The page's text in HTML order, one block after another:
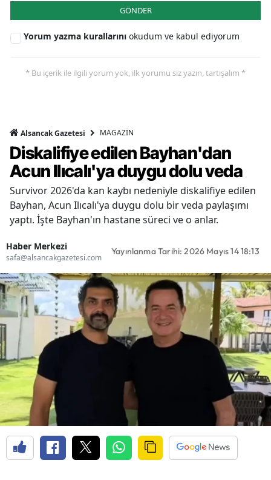
GÖNDER
Yorum yazma kurallarını okudum ve kabul ediyorum
* Bu içerik ile ilgili yorum yok, ilk yorumu siz yazın, tartışalım *
Alsancak Gazetesi MAGAZİN
Diskalifiye edilen Bayhan'dan
Acun Ilıcalı'ya duygu dolu veda
Survivor 2026'da kan kaybı nedeniyle diskalifiye edilen
Bayhan, Acun Ilıcalı'ya duygu dolu bir veda paylaşımı
yaptı. İşte Bayhan'ın hastane süreci ve o anlar.
Haber Merkezi
safa@alsancakgazetesi.com
Yayınlanma Tarihi: 2026 Mayıs 14 18:13